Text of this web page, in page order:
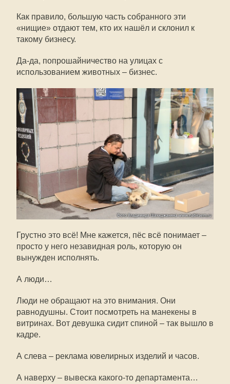
Как правило, большую часть собранного эти
«нищие» отдают тем, кто их нашёл и склонил к
такому бизнесу.
Да-да, попрошайничество на улицах с
использованием животных – бизнес.
Грустно это всё! Мне кажется, пёс всё понимает –
просто у него незавидная роль, которую он
вынужден исполнять.
А люди…
Люди не обращают на это внимания. Они
равнодушны. Стоит посмотреть на манекены в
витринах. Вот девушка сидит спиной – так вышло в
кадре.
А слева – реклама ювелирных изделий и часов.
А наверху – вывеска какого-то департамента…